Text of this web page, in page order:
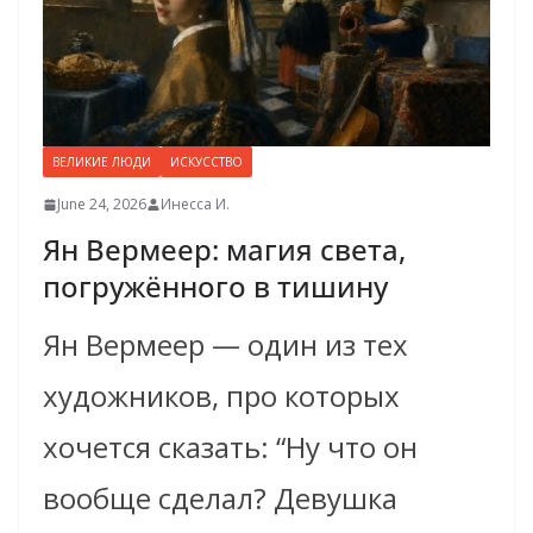
ВЕЛИКИЕ ЛЮДИ ИСКУССТВО
June 24, 2026 Инесса И.
Ян Вермеер: магия света,
погружённого в тишину
Ян Вермеер — один из тех
художников, про которых
хочется сказать: “Ну что он
вообще сделал? Девушка